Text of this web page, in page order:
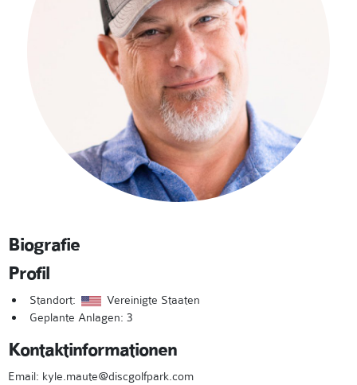
Biografie
Profil
Standort:
Vereinigte Staaten
Geplante Anlagen: 3
Kontaktinformationen
Email: kyle.maute@discgolfpark.com